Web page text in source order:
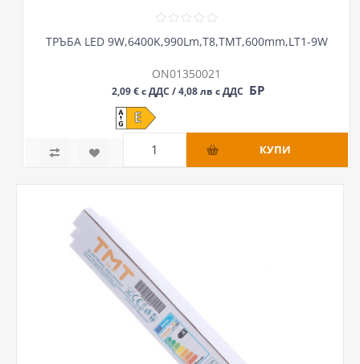
ТРЪБА LED 9W,6400K,990Lm,Т8,ТМТ,600mm,LT1-9W
ON01350021
2,09 € с ДДС / 4,08 лв с ДДС БР